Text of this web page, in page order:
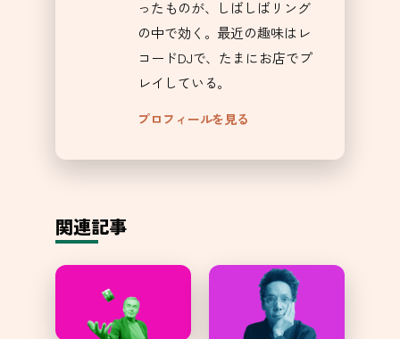
ったものが、しばしばリング
の中で効く。最近の趣味はレ
コードDJで、たまにお店でプ
レイしている。
プロフィールを見る
関連記事